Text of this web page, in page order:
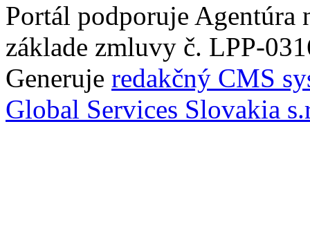
Portál podporuje Agentúra
základe zmluvy č. LPP-
Generuje redakčný CMS
Global Services Slovakia